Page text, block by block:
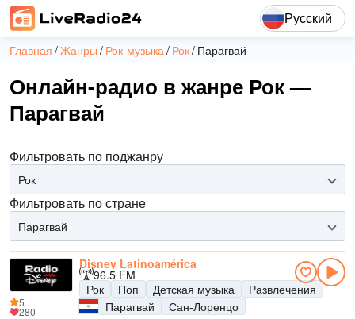
Русский
Главная Жанры Рок-музыка Рок Парагвай
Онлайн-радио в жанре Рок —
Парагвай
Фильтровать по поджанру
Рок
Фильтровать по стране
Парагвай
Disney Latinoamérica
96.5 FM
Рок
Поп Детская музыка
Развлечения
Парагвай
Сан-Лоренцо
5
280